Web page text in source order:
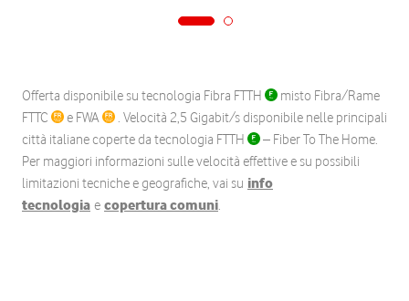
Offerta disponibile su tecnologia Fibra FTTH
misto Fibra/Rame
FTTC
e FWA
. Velocità 2,5 Gigabit/s disponibile nelle principali
città italiane coperte da tecnologia FTTH
– Fiber To The Home.
Per maggiori informazioni sulle velocità effettive e su possibili
limitazioni tecniche e geografiche, vai su info
tecnologia e copertura comuni.